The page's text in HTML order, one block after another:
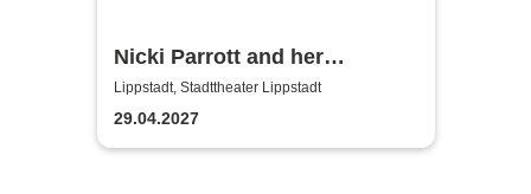
Nicki Parrott and her
Swingfluencers
Lippstadt, Stadttheater Lippstadt
29.04.2027